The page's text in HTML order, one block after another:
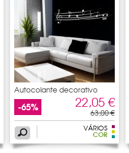
Autocolante decorativo
pauta
-65% 22,05 €
63,00 €
VÁRIOS
COR